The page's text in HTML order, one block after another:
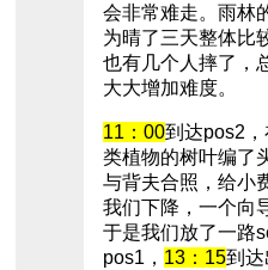
会非常难走。雨林
为晴了三天整体比
也有几个人摔了，
大大增加难度。
11：00到达pos2
类植物的树叶编了
与背夫合照，给小
我们下降，一个向
于是我们放了一路
pos1， 13：15到达